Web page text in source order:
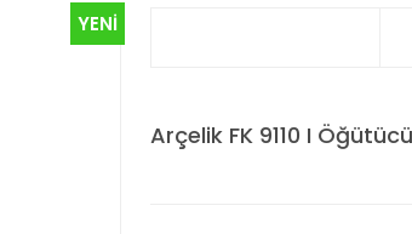
YENİ
Arçelik FK 9110 I